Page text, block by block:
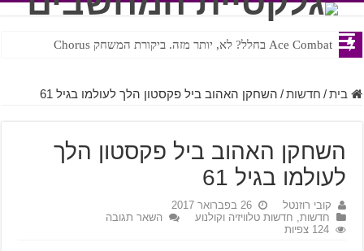
Ace Combat בחלל? לא, יותר מזה. ביקורת המשחק Chorus
Steven Universe והשירים שתורגמו בצורה נוראית לעברית
בית / חדשות / השחקן האהוב ביל פקסטון הלך לעולמו בגיל 61
השחקן האהוב ביל פקסטון הלך
לעולמו בגיל 61
קובי רוזנטל
26 בפברואר 2017
חדשות, חדשות טלוויזיה וקולנוע
השאר תגובה
124 צפיות